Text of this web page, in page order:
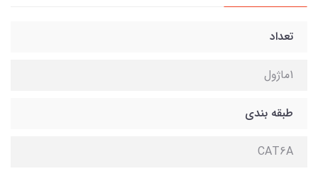
تعداد
1ماژول
طبقه بندی
CAT6A